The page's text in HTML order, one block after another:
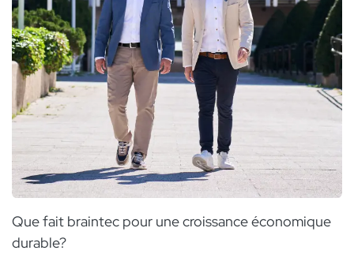
Que fait braintec pour une croissance économique
durable?